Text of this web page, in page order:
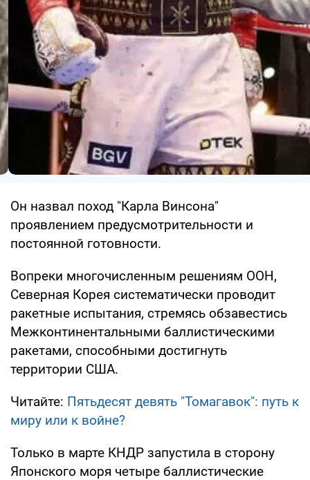
Он назвал поход "Карла Винсона"
проявлением предусмотрительности и
постоянной готовности.
Вопреки многочисленным решениям ООН,
Северная Корея систематически проводит
ракетные испытания, стремясь обзавестись
Межконтинентальными баллистическими
ракетами, способными достигнуть
территории США.
Читайте: Пятьдесят девять "Томагавок": путь к
миру или к войне?
Только в марте КНДР запустила в сторону
Японского моря четыре баллистические